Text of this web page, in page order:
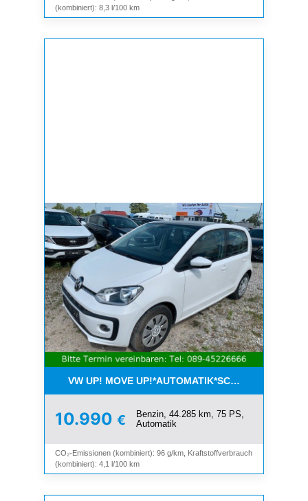
(kombiniert): 8,3 l/100 km
VW UP! MOVE
10.990 €
Benzin, 44.285 km, 75 PS,
Automatik
CO₂-Emissionen (kombiniert): 96 g/km, Kraftstoffverbrauch
(kombiniert): 4,1 l/100 km